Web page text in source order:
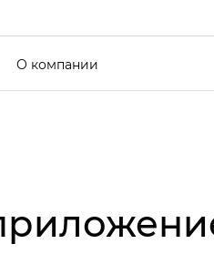
О компании